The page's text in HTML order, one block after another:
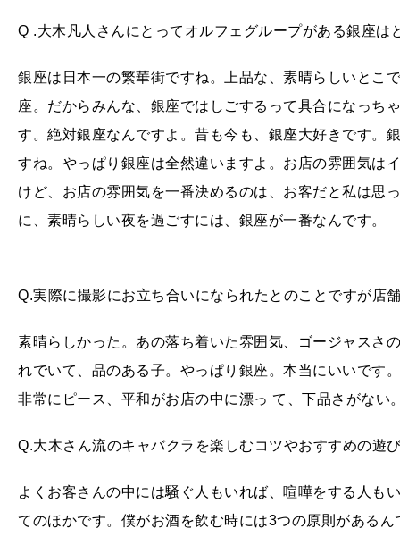
Q .大木凡人さんにとってオルフェグループがある銀座は
銀座は日本一の繁華街ですね。上品な、素晴らしいとこ
座。だからみんな、銀座ではしごするって具合になっち
す。絶対銀座なんですよ。昔も今も、銀座大好きです。
すね。やっぱり銀座は全然違いますよ。お店の雰囲気は
けど、お店の雰囲気を一番決めるのは、お客だと私は思
に、素晴らしい夜を過ごすには、銀座が一番なんです。
Q.実際に撮影にお立ち合いになられたとのことですが店
素晴らしかった。あの落ち着いた雰囲気、ゴージャスさ
れでいて、品のある子。やっぱり銀座。本当にいいです
非常にピース、平和がお店の中に漂っ て、下品さがな
Q.大木さん流のキャバクラを楽しむコツやおすすめの遊
よくお客さんの中には騒ぐ人もいれば、喧嘩をする人も
てのほかです。僕がお酒を飲む時には3つの原則がある